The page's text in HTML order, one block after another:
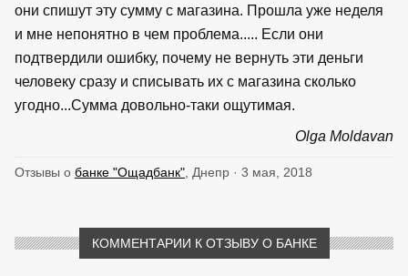
они спишут эту сумму с магазина. Прошла уже неделя
и мне непонятно в чем проблема..... Если они
подтвердили ошибку, почему не вернуть эти деньги
человеку сразу и списывать их с магазина сколько
угодно...Сумма довольно-таки ощутимая.
Olga Moldavan
Отзывы о банке "Ощадбанк" , Днепр · 3 мая, 2018
КОММЕНТАРИИ К ОТЗЫВУ О БАНКЕ